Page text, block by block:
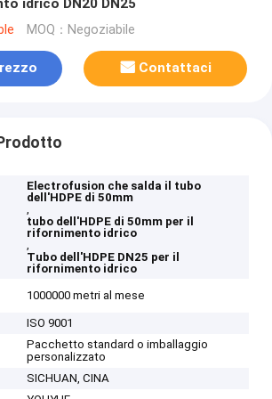
idrico DN20 DN25
MOQ：Negoziabile
Contattaci
Electrofusion che salda il tubo
dell'HDPE di 50mm
,
tubo dell'HDPE di 50mm per il
rifornimento idrico
,
Tubo dell'HDPE DN25 per il
rifornimento idrico
1000000 metri al mese
ISO 9001
Pacchetto standard o imballaggio
personalizzato
SICHUAN, CINA